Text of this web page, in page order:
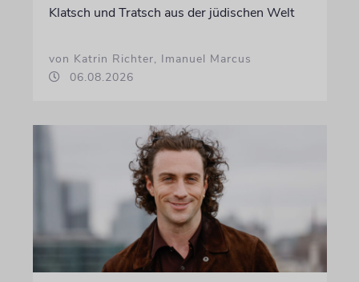
Klatsch und Tratsch aus der jüdischen Welt
von Katrin Richter, Imanuel Marcus
06.08.2026